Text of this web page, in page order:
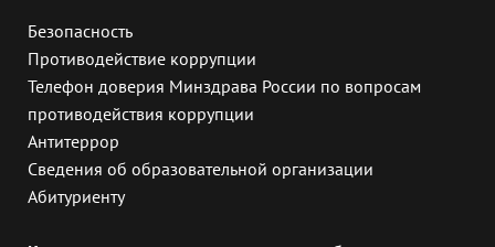
Безопасность
Противодействие коррупции
Телефон доверия Минздрава России по вопросам
противодействия коррупции
Антитеррор
Сведения об образовательной организации
Абитуриенту